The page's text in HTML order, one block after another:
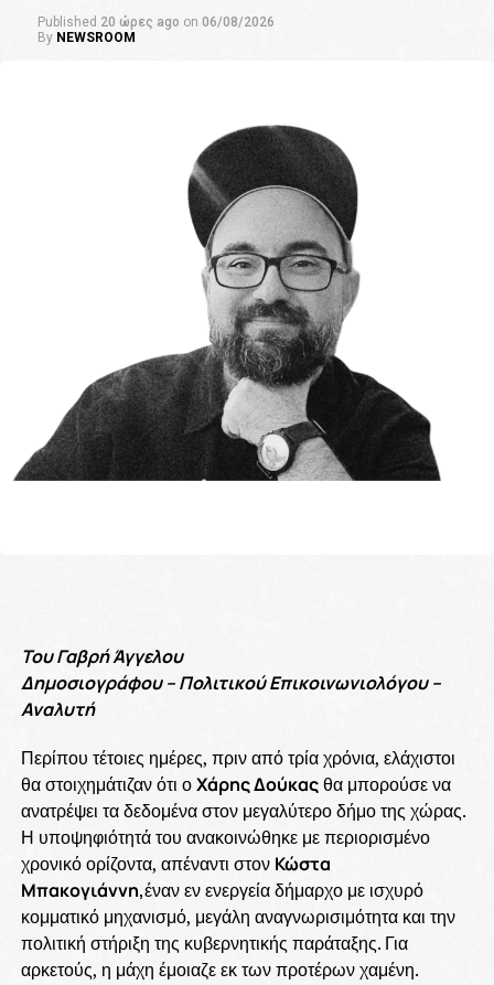
Published 20 ώρες ago on 06/08/2026
By NEWSROOM
Του Γαβρή Άγγελου
Δημοσιογράφου – Πολιτικού Επικοινωνιολόγου –
Αναλυτή
Περίπου τέτοιες ημέρες, πριν από τρία χρόνια, ελάχιστοι
θα στοιχημάτιζαν ότι οΧάρης Δούκαςθα μπορούσε να
ανατρέψει τα δεδομένα στον μεγαλύτερο δήμο της χώρας.
Η υποψηφιότητά του ανακοινώθηκε με περιορισμένο
χρονικό ορίζοντα, απέναντι στον Κώστα
Μπακογιάννη,έναν εν ενεργεία δήμαρχο με ισχυρό
κομματικό μηχανισμό, μεγάλη αναγνωρισιμότητα και την
πολιτική στήριξη της κυβερνητικής παράταξης. Για
αρκετούς, η μάχη έμοιαζε εκ των προτέρων χαμένη.